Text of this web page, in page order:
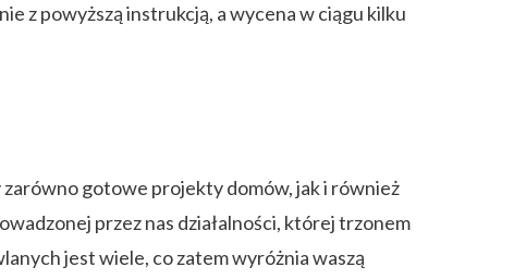
z powyższą instrukcją, a wycena w ciągu kilku
gotowe projekty domów, jak i również
przez nas działalności, której trzonem
jest wiele, co zatem wyróżnia waszą